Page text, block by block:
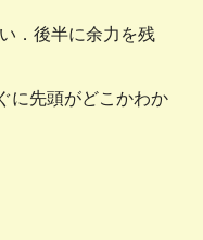
．後半に余力を残
に先頭がどこかわか